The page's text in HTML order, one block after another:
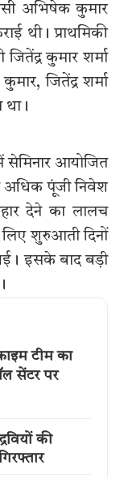
अभिषेक कुमार
थी। प्राथमिकी
कुमार शर्मा
जितेंद्र शर्मा
था।
सेमिनार आयोजित
अधिक पूंजी निवेश
देने का लालच
शुरुआती दिनों
इसके बाद बड़ी
टीम का
सेंटर पर
की